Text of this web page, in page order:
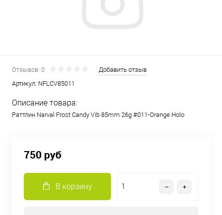
Отзывов: 0
Добавить отзыв
Артикул: NFLCV85011
Описание товара:
Раттлин Narval Frost Candy Vib 85mm 26g #011-Orange Holo
750 руб
В корзину